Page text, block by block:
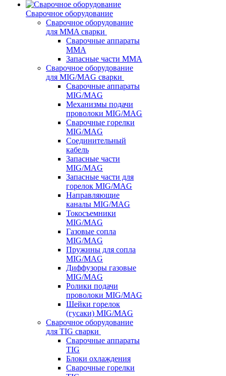
Сварочное оборудование
Сварочное оборудование
для MMA сварки
Сварочные аппараты
MMA
Запасные части MMA
Сварочное оборудование
для MIG/MAG сварки
Сварочные аппараты
MIG/MAG
Механизмы подачи
проволоки MIG/MAG
Сварочные горелки
MIG/MAG
Соединительный
кабель
Запасные части
MIG/MAG
Запасные части для
горелок MIG/MAG
Направляющие
каналы MIG/MAG
Токосъемники
MIG/MAG
Газовые сопла
MIG/MAG
Пружины для сопла
MIG/MAG
Диффузоры газовые
MIG/MAG
Ролики подачи
проволоки MIG/MAG
Шейки горелок
(гусаки) MIG/MAG
Сварочное оборудование
для TIG сварки
Сварочные аппараты
TIG
Блоки охлаждения
Сварочные горелки